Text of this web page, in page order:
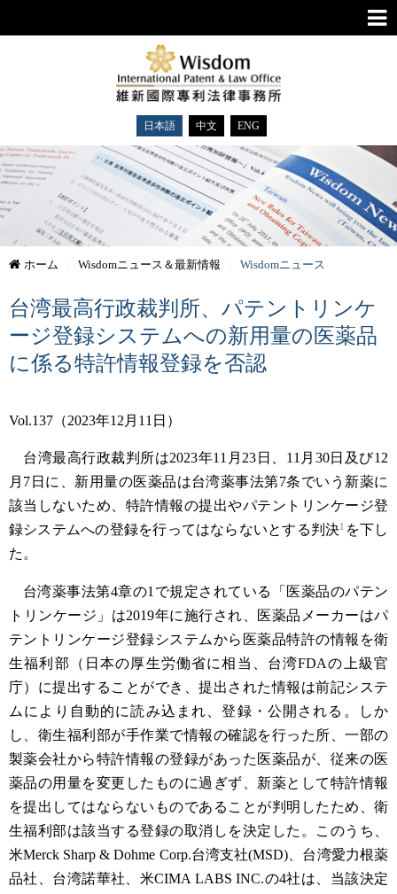
日本語 中文 ENG
ホーム Wisdomニュース＆最新情報 Wisdomニュース
台湾最高行政裁判所、パテントリンケ
ージ登録システムへの新用量の医薬品
に係る特許情報登録を否認
Vol.137（2023年12月11日）
台湾最高行政裁判所は2023年11月23日、11月30日及び12
月7日に、新用量の医薬品は台湾薬事法第7条でいう新薬に
該当しないため、特許情報の提出やパテントリンケージ登
録システムへの登録を行ってはならないとする判決1 を下し
た。
台湾薬事法第4章の1で規定されている「医薬品のパテン
トリンケージ」は2019年に施行され、医薬品メーカーはパ
テントリンケージ登録システムから医薬品特許の情報を衛
生福利部（日本の厚生労働省に相当、台湾FDAの上級官
庁）に提出することができ、提出された情報は前記システ
ムにより自動的に読み込まれ、登録・公開される。しか
し、衛生福利部が手作業で情報の確認を行った所、一部の
製薬会社から特許情報の登録があった医薬品が、従来の医
薬品の用量を変更したものに過ぎず、新薬として特許情報
を提出してはならないものであることが判明したため、衛
生福利部は該当する登録の取消しを決定した。このうち、
米Merck Sharp & Dohme Corp.台湾支社(MSD)、台湾愛力根薬
品社、台湾諾華社、米CIMA LABS INC.の4社は、当該決定